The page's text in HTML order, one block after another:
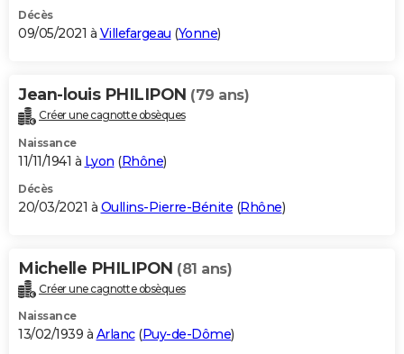
Décès
09/05/2021 à Villefargeau (Yonne)
Jean-louis PHILIPON (79 ans)
Créer une cagnotte obsèques
Naissance
11/11/1941 à Lyon (Rhône)
Décès
20/03/2021 à Oullins-Pierre-Bénite (Rhône)
Michelle PHILIPON (81 ans)
Créer une cagnotte obsèques
Naissance
13/02/1939 à Arlanc(Puy-de-Dôme)